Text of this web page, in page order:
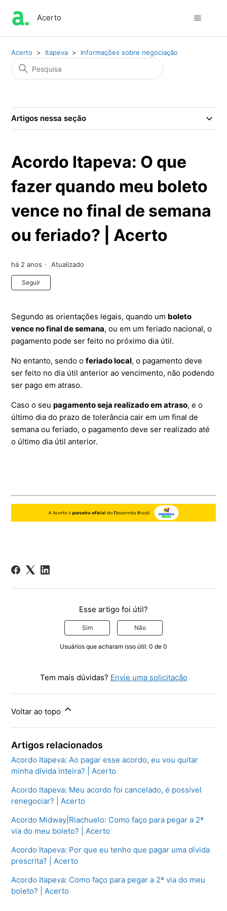
Acerto
Acerto Itapeva Informações sobre negociação
Artigos nessa seção
Acordo Itapeva: O que
fazer quando meu boleto
vence no final de semana
ou feriado? | Acerto
há 2 anos Atualizado
Seguir
Segundo as orientações legais, quando um boleto
vence no final de semana, ou em um feriado nacional, o
pagamento pode ser feito no próximo dia útil.
No entanto, sendo oferiado local, o pagamento deve
ser feito no dia útil anterior ao vencimento, não podendo
ser pago em atraso.
Caso o seupagamento seja realizado em atraso, e o
último dia do prazo de tolerância cair em um final de
semana ou feriado, o pagamento deve ser realizado até
o último dia útil anterior.
Esse artigo foi útil?
Sim Não
Usuários que acharam isso útil: 0 de 0
Tem mais dúvidas? Envie uma solicitação
Voltar ao topo
Artigos relacionados
Acordo Itapeva: Ao pagar esse acordo, eu vou quitar
minha dívida inteira? | Acerto
Acordo Itapeva: Meu acordo foi cancelado, é possível
renegociar? | Acerto
Acordo Midway|Riachuelo: Como faço para pegar a 2ª
via do meu boleto? | Acerto
Acordo Itapeva: Por que eu tenho que pagar uma dívida
prescrita? | Acerto
Acordo Itapeva: Como faço para pegar a 2ª via do meu
boleto? | Acerto